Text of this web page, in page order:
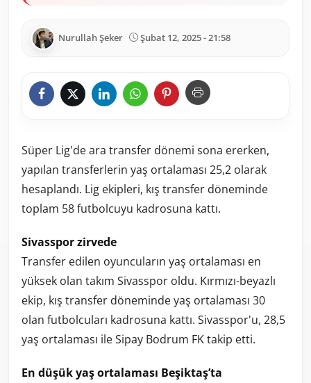
Nurullah Şeker Şubat 12, 2025 - 21:58
Süper Lig'de ara transfer dönemi sona ererken,
yapılan transferlerin yaş ortalaması 25,2 olarak
hesaplandı. Lig ekipleri, kış transfer döneminde
toplam 58 futbolcuyu kadrosuna kattı.
Sivasspor zirvede
Transfer edilen oyuncuların yaş ortalaması en
yüksek olan takım Sivasspor oldu. Kırmızı-beyazlı
ekip, kış transfer döneminde yaş ortalaması 30
olan futbolcuları kadrosuna kattı. Sivasspor'u, 28,5
yaş ortalaması ile Sipay Bodrum FK takip etti.
En düşük yaş ortalaması Beşiktaş’ta